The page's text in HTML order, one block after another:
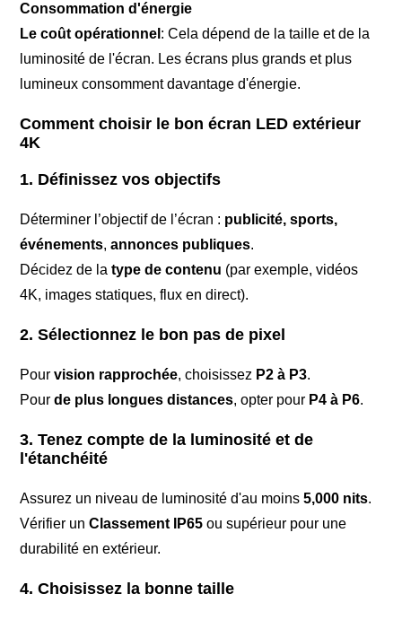
Consommation d'énergie
Le coût opérationnel : Cela dépend de la taille et de la
luminosité de l'écran. Les écrans plus grands et plus
lumineux consomment davantage d'énergie.
Comment choisir le bon écran LED extérieur
4K
1. Définissez vos objectifs
Déterminer l’objectif de l’écran : publicité, sports,
événements,annonces publiques.
Décidez de latype de contenu (par exemple, vidéos
4K, images statiques, flux en direct).
2. Sélectionnez le bon pas de pixel
Pourvision rapprochée, choisissez P2 à P3.
Pourde plus longues distances, opter pour P4 à P6.
3. Tenez compte de la luminosité et de
l'étanchéité
Assurez un niveau de luminosité d'au moins5,000 nits.
Vérifier unClassement IP65 ou supérieur pour une
durabilité en extérieur.
4. Choisissez la bonne taille